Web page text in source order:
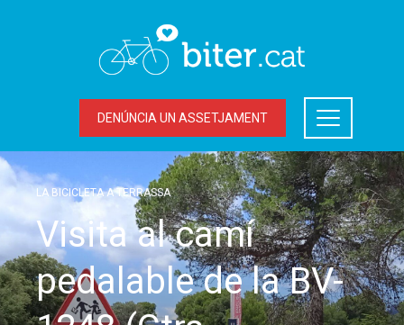
DENÚNCIA UN ASSETJAMENT
LA BICICLETA A TERRASSA
Visita al camí
pedalable de la BV-